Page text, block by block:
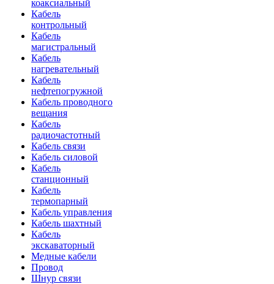
коаксиальный
Кабель
контрольный
Кабель
магистральный
Кабель
нагревательный
Кабель
нефтепогружной
Кабель проводного
вещания
Кабель
радиочастотный
Кабель связи
Кабель силовой
Кабель
станционный
Кабель
термопарный
Кабель управления
Кабель шахтный
Кабель
экскаваторный
Медные кабели
Провод
Шнур связи